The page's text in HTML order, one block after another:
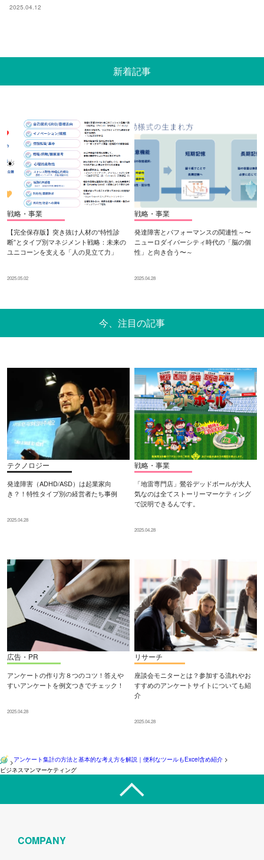
2025.04.12
新着記事
戦略・事業
【完全保存版】突き抜け人材の“特性診
断”とタイプ別マネジメント戦略：未来の
ユニコーンを支える「人の見立て力」
2025.05.02
戦略・事業
発達障害とパフォーマンスの関連性～〜
ニューロダイバーシティ時代の「脳の個
性」と向き合う〜～
2025.04.28
今、注目の記事
テクノロジー
発達障害（ADHD/ASD）は起業家向
き？！特性タイプ別の経営者たち事例
2025.04.28
戦略・事業
「地雷専門店」鶯谷デッドボールが大人
気なのは全てストーリーマーケティング
で説明できるんです。
2025.04.28
広告・PR
アンケートの作り方８つのコツ！答えや
すいアンケートを例文つきでチェック！
2025.04.28
リサーチ
座談会モニターとは？参加する流れやお
すすめのアンケートサイトについても紹
介
2025.04.28
>アンケート集計の方法と基本的な考え方を解説｜便利なツールもExcel含め紹介>
ビジネスマンマーケティング
COMPANY